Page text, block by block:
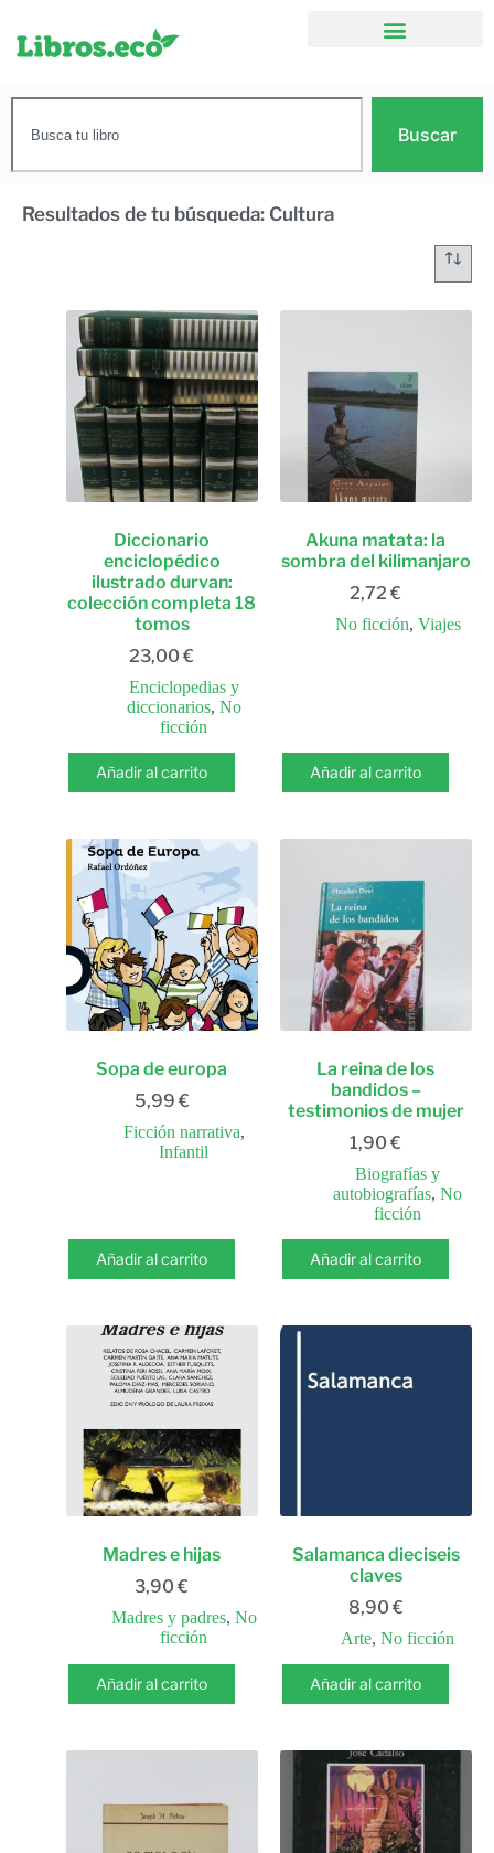
Buscar
Resultados de tu búsqueda: Cultura
Diccionario
enciclopédico
ilustrado durvan:
colección completa 18
tomos
23,00€
Enciclopedias y
diccionarios, No
ficción
Añadir al carrito
Akuna matata: la
sombra del kilimanjaro
2,72€
No ficción, Viajes
Añadir al carrito
Sopa de europa
5,99 €
Ficción narrativa,
Infantil
Añadir al carrito
La reina de los
bandidos –
testimonios de mujer
1,90€
Biografías y
autobiografías,No
ficción
Añadir al carrito
Madres e hijas
3,90€
Madres y padres, No
ficción
Añadir al carrito
Salamanca dieciseis
claves
8,90 €
Arte,No ficción
Añadir al carrito